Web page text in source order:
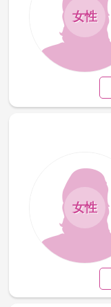
女性
女性